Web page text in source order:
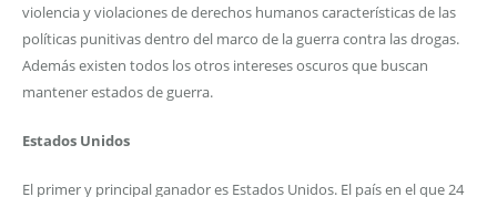
violencia y violaciones de derechos humanos características de las
políticas punitivas dentro del marco de la guerra contra las drogas.
Además existen todos los otros intereses oscuros que buscan
mantener estados de guerra.
Estados Unidos
El primer y principal ganador es Estados Unidos. El país en el que 24